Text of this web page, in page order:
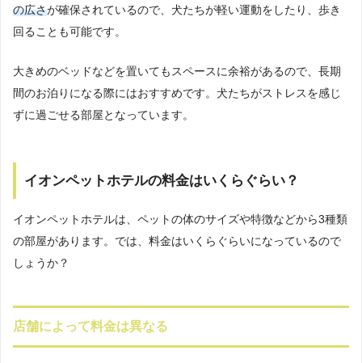
の広さが確保されているので、犬たちが軽い運動をしたり、歩き
回ることも可能です。
大きめのベッドなどを置いてもスペースに余裕があるので、長期
間のお泊りになる際にはおすすめです。犬たちがストレスを感じ
ずに過ごせる部屋となっています。
イオンペットホテルの料金はいくらぐらい？
イオンペットホテルは、ペットの体のサイズや特徴などから3種類
の部屋があります。では、料金はいくらぐらいになっているので
しょうか？
店舗によって料金は異なる